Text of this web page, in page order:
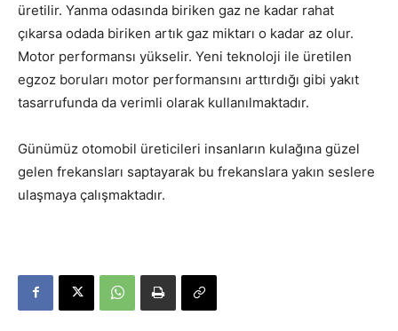
üretilir. Yanma odasında biriken gaz ne kadar rahat
çıkarsa odada biriken artık gaz miktarı o kadar az olur.
Motor performansı yükselir. Yeni teknoloji ile üretilen
egzoz boruları motor performansını arttırdığı gibi yakıt
tasarrufunda da verimli olarak kullanılmaktadır.
Günümüz otomobil üreticileri insanların kulağına güzel
gelen frekansları saptayarak bu frekanslara yakın seslere
ulaşmaya çalışmaktadır.